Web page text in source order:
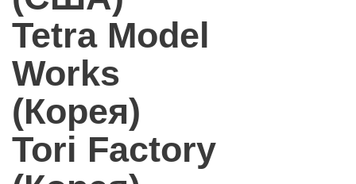
Tetra Model
Works
(Корея)
Tori Factory